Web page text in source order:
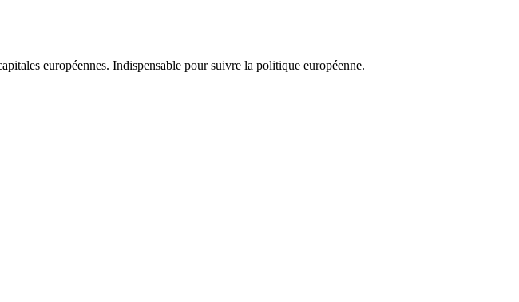
européennes. Indispensable pour suivre la politique européenne.